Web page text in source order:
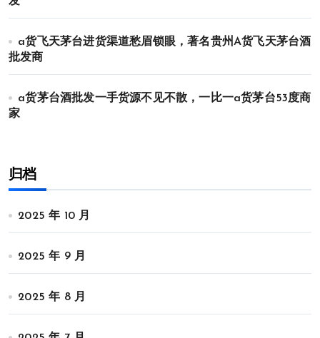
a货飞天茅台进货渠道愁眉锁眼，著名贵州A货飞天茅台酒
批发商
a货茅台酒批发一手货源不见不散，一比一a货茅台53度商
家
归档
2025 年 10 月
2025 年 9 月
2025 年 8 月